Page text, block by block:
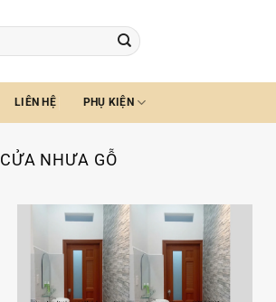
LIÊN HỆ PHỤ KIỆN
CỬA NHƯA GỖ